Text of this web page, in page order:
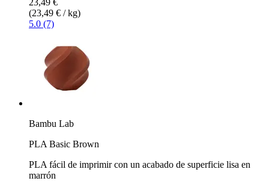
(23,49 € / kg)
5.0 (7)
Bambu Lab
PLA Basic Brown
PLA fácil de imprimir con un acabado de superficie lisa en
marrón